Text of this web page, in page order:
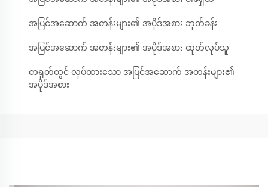
အပြင်အဆောက် အတန်းများ၏ အပိုဒ်အစား ဘုတ်ခန်း
အပြင်အဆောက် အတန်းများ၏ အပိုဒ်အစား ထုတ်လုပ်သူ
တရုတ်တွင် လုပ်ထားသော အပြင်အဆောက် အတန်းများ၏
အပိုဒ်အစား